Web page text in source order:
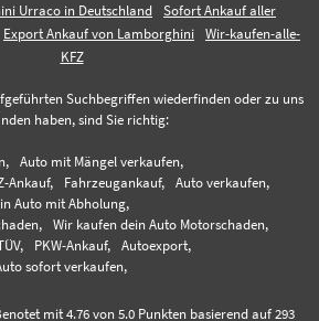
Urraco in Deutschland
Sofort Ankauf aller
Export Ankauf von Lamborghini
Wir-kaufen-alle-
KFZ
Suchbegriffen wiederfinden oder zu uns
haben, sind Sie richtig:
Auto mit Mängel verkaufen,
Ankauf, Fahrzeugankauf,
Auto verkaufen,
Auto mit Abholung,
Wir kaufen dein Auto Motorschaden,
PKW-Ankauf,
Autoexport,
sofort verkaufen,
mit 4.76von 5.0 Punkten basierend auf 293